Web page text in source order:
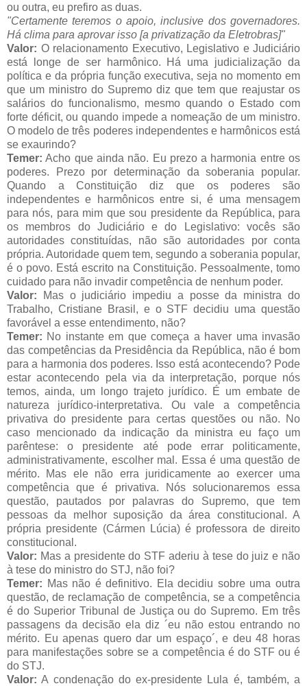
ou outra, eu prefiro as duas.
"Certamente teremos o apoio, inclusive dos governadores.
Há clima para aprovar isso [a privatização da Eletrobras]"
Valor: O relacionamento Executivo, Legislativo e Judiciário
está longe de ser harmônico. Há uma judicialização da
política e da própria função executiva, seja no momento em
que um ministro do Supremo diz que tem que reajustar os
salários do funcionalismo, mesmo quando o Estado com
forte déficit, ou quando impede a nomeação de um ministro.
O modelo de três poderes independentes e harmônicos está
se exaurindo?
Temer: Acho que ainda não. Eu prezo a harmonia entre os
poderes. Prezo por determinação da soberania popular.
Quando a Constituição diz que os poderes são
independentes e harmônicos entre si, é uma mensagem
para nós, para mim que sou presidente da República, para
os membros do Judiciário e do Legislativo: vocês são
autoridades constituídas, não são autoridades por conta
própria. Autoridade quem tem, segundo a soberania popular,
é o povo. Está escrito na Constituição. Pessoalmente, tomo
cuidado para não invadir competência de nenhum poder.
Valor: Mas o judiciário impediu a posse da ministra do
Trabalho, Cristiane Brasil, e o STF decidiu uma questão
favorável a esse entendimento, não?
Temer: No instante em que começa a haver uma invasão
das competências da Presidência da República, não é bom
para a harmonia dos poderes. Isso está acontecendo? Pode
estar acontecendo pela via da interpretação, porque nós
temos, ainda, um longo trajeto jurídico. É um embate de
natureza jurídico-interpretativa. Ou vale a competência
privativa do presidente para certas questões ou não. No
caso mencionado da indicação da ministra eu faço um
parêntese: o presidente até pode errar politicamente,
administrativamente, escolher mal. Essa é uma questão de
mérito. Mas ele não erra juridicamente ao exercer uma
competência que é privativa. Nós solucionaremos essa
questão, pautados por palavras do Supremo, que tem
pessoas da melhor suposição da área constitucional. A
própria presidente (Cármen Lúcia) é professora de direito
constitucional.
Valor: Mas a presidente do STF aderiu à tese do juiz e não
à tese do ministro do STJ, não foi?
Temer: Mas não é definitivo. Ela decidiu sobre uma outra
questão, de reclamação de competência, se a competência
é do Superior Tribunal de Justiça ou do Supremo. Em três
passagens da decisão ela diz ´eu não estou entrando no
mérito. Eu apenas quero dar um espaço´, e deu 48 horas
para manifestações sobre se a competência é do STF ou é
do STJ.
Valor: A condenação do ex-presidente Lula é, também, a